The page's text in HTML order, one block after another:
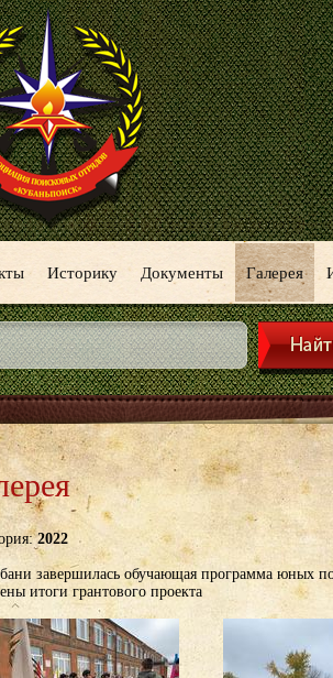
Историку Документы Галерея
2022
завершилась обучающая программа юных
итоги грантового проекта